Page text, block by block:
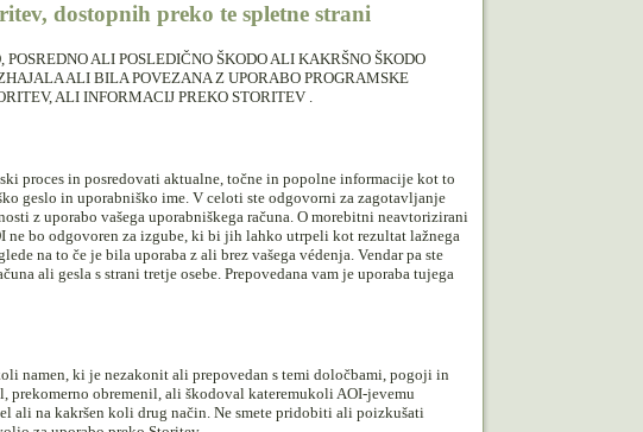
dostopnih preko te spletne strani
ALI POSLEDIČNO ŠKODO ALI KAKRŠNO ŠKODO
ALI BILA POVEZANA Z UPORABO PROGRAMSKE
ALI INFORMACIJ PREKO STORITEV .
proces in posredovati aktualne, točne in popolne informacije kot to
geslo in uporabniško ime. V celoti ste odgovorni za zagotavljanje
z uporabo vašega uporabniškega računa. O morebitni neavtorizirani
ne bo odgovoren za izgube, ki bi jih lahko utrpeli kot rezultat lažnega
na to če je bila uporaba z ali brez vašega védenja. Vendar pa ste
ali gesla s strani tretje osebe. Prepovedana vam je uporaba tujega
namen, ki je nezakonit ali prepovedan s temi določbami, pogoji in
obremenil, ali škodoval kateremukoli AOI-jevemu
ali na kakršen koli drug način. Ne smete pridobiti ali poizkušati